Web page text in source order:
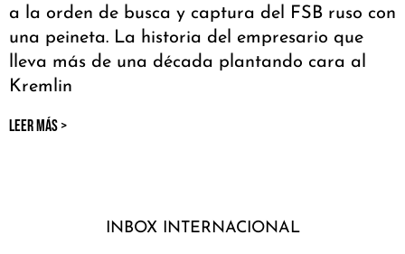
a la orden de busca y captura del FSB ruso con
una peineta. La historia del empresario que
lleva más de una década plantando cara al
Kremlin
LEER MÁS >
INBOX INTERNACIONAL